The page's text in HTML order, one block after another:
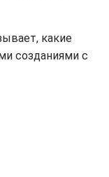
какие
созданиями с